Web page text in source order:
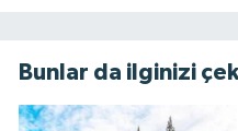
Bunlar da ilginizi